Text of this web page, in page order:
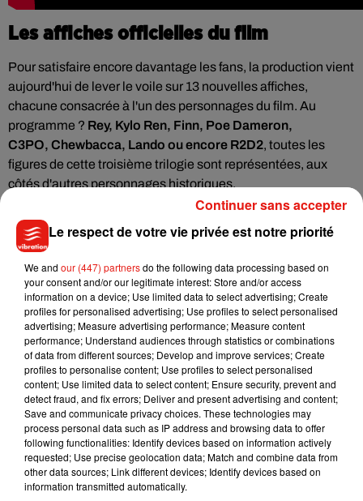
Les affiches officielles du film
Pour satisfaire encore davantage les fans, la production vient
aujourd'hui de lever le voile sur 13 nouvelles affiches,
chacune consacrée à l'un des personnages du film. Au
programme ? Rey, Kylo Ren, Finn, Poe Dameron,
C3PO, Chewbacca, Lando ou encore R2D2, toutes les
figures de cette troisième trilogie sont représentées, aux
côtés d'autres personnages historiques.
#StarWars:
#LAscensiondeSkywalkerpréférez-vous ? (1/4)
pic.twitter.com/WZ7CdQr5kq
— Star Wars France (@StarWarsFR)November 20, 2019
Quelle affiche personnage de #StarWars:
#LAscensiondeSkywalkerpréférez-vous ? (2/4)
pic.twitter.com/Idg7aSIGPU
— Star Wars France (@StarWarsFR)November 20, 2019
Quelle affiche personnage de#StarWars:
#LAscensiondeSkywalker préférez-vous ? (4/4)
pic.twitter.com/muBfEc1eb3
— Star Wars France (@StarWarsFR)November 20, 2019
Et comme une bonne surprise n'arrive jamais seule, sachez
Le respect de votre vie privée est notre priorité
We and our (447) partnersdo the following data processing based on
your consent and/or our legitimate interest: Store and/or access
information on a device; Use limited data to select advertising; Create
profiles for personalised advertising; Use profiles to select personalised
advertising; Measure advertising performance; Measure content
performance; Understand audiences through statistics or combinations
of data from different sources; Develop and improve services; Create
profiles to personalise content; Use profiles to select personalised
content; Use limited data to select content; Ensure security, prevent and
detect fraud, and fix errors; Deliver and present advertising and content;
Save and communicate privacy choices. These technologies may
process personal data such as IP address and browsing data to offer
following functionalities: Identify devices based on information actively
requested; Use precise geolocation data; Match and combine data from
other data sources; Link different devices; Identify devices based on
information transmitted automatically.
Continuer sans accepter